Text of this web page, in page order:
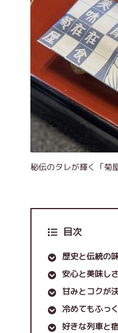
秘伝のタレが輝く「菊
目次
歴史と伝統の
安心と美味し
甘みとコクが
冷めてもふっ
好きな列車と